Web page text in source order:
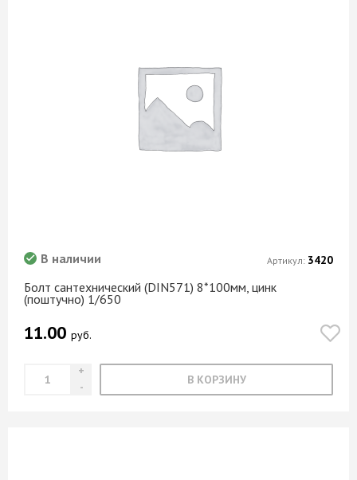
Болт сантехнический (DIN571) 8*100мм, цинк
(поштучно) 1/650
В наличии
11.00 руб.
В КОРЗИНУ
Артикул: 3420